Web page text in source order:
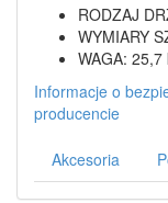
RODZAJ
WYMIARY
WAGA: 25,7
Informacje o
producencie
Akcesoria